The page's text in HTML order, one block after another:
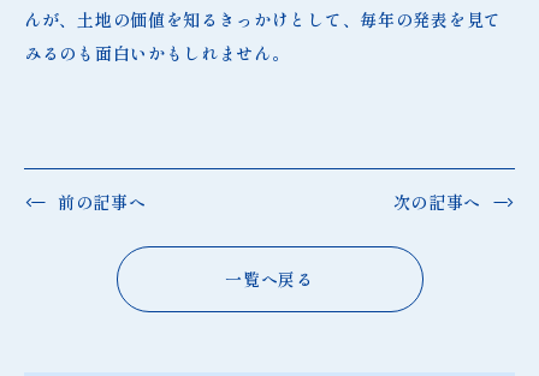
んが、土地の価値を知るきっかけとして、毎年の発表を見て
みるのも面白いかもしれません。
前の記事へ 次の記事へ
一覧へ戻る